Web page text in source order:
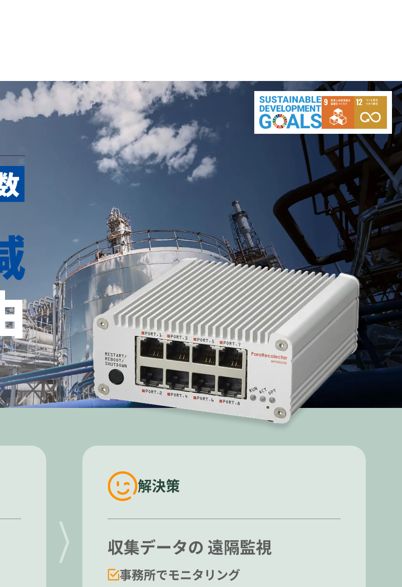
解決策
収集データの 遠隔監視
事務所でモニタリング